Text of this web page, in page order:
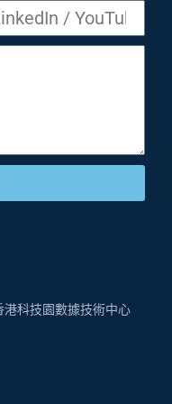
科技園數據技術中心